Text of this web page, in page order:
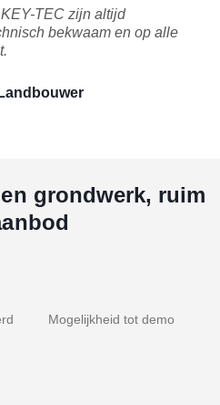
TEC zijn altijd
bekwaam en op alle
grondwerk, ruim
Mogelijkheid tot demo